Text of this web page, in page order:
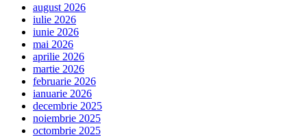
august 2026
iulie 2026
iunie 2026
mai 2026
aprilie 2026
martie 2026
februarie 2026
ianuarie 2026
decembrie 2025
noiembrie 2025
octombrie 2025